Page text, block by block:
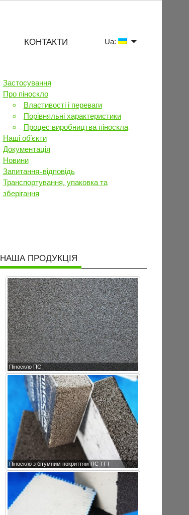
КОНТАКТИ Ua:
Застосування
Про піноскло
Властивості і переваги
Порівняльні характеристики
Процес виробництва піноскла
Наші об’єкти
Документація
Новини
Запитання-відповідь
Транспортування, упаковка та
зберігання
НАША ПРОДУКЦІЯ
Піноскло ПС
Піноскло з бітумним покриттям ПС ТГ1